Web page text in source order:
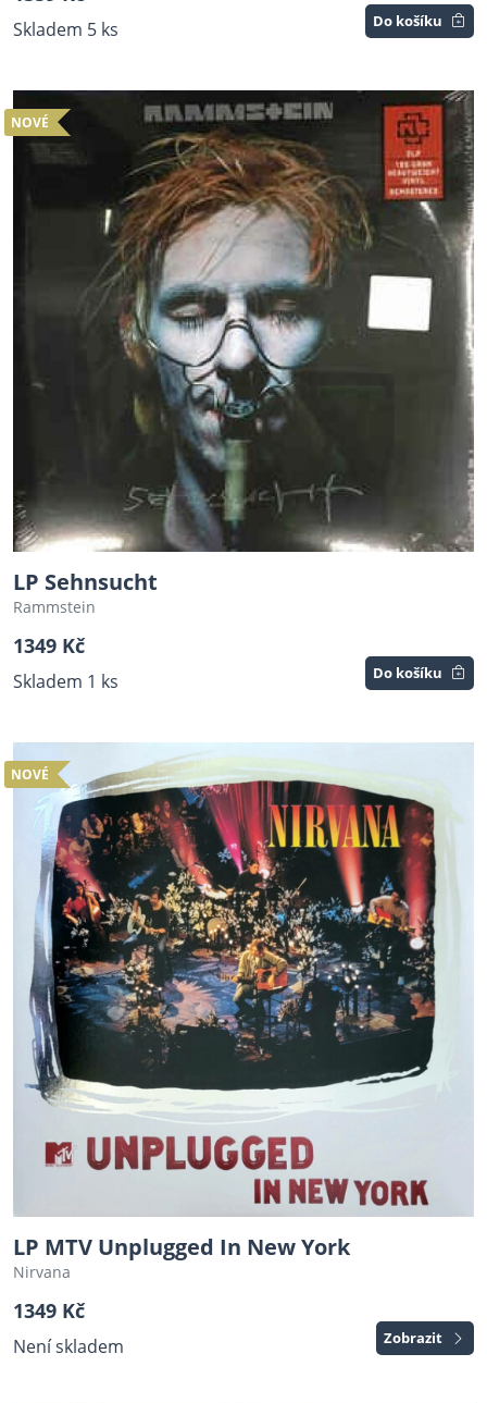
Skladem 5 ks Do košíku
NOVÉ
LP Sehnsucht
Rammstein
1349 Kč
Skladem 1 ks Do košíku
NOVÉ
LP MTV Unplugged In New York
Nirvana
1349 Kč
Není skladem Zobrazit